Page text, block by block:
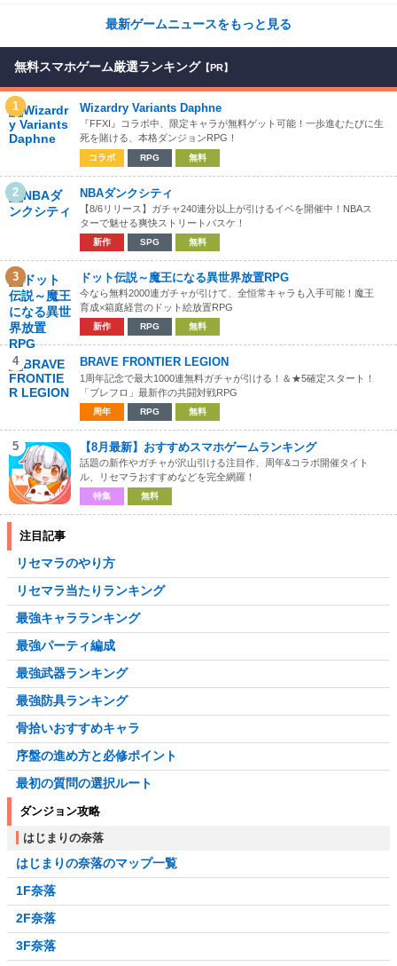
最新ゲームニュースをもっと見る
無料スマホゲーム厳選ランキング 【PR】
1 Wizardry Variants Daphne
『FFXI』コラボ中、限定キャラが無料ゲット可能！一歩進むたびに生
死を賭ける、本格ダンジョンRPG！
コラボ RPG 無料
2 NBAダンクシティ
【8/6リリース】ガチャ240連分以上が引けるイベを開催中！NBAス
ターで魅せる爽快ストリートバスケ！
新作 SPG 無料
3 ドット伝説～魔王になる異世界放置RPG
今なら無料2000連ガチャが引けて、全恒常キャラも入手可能！魔王
育成×箱庭経営のドット絵放置RPG
新作 RPG 無料
4 BRAVE FRONTIER LEGION
1周年記念で最大1000連無料ガチャが引ける！＆★5確定スタート！
「ブレフロ」最新作の共闘対戦RPG
周年 RPG 無料
5 【8月最新】おすすめスマホゲームランキング
話題の新作やガチャが沢山引ける注目作、周年&コラボ開催タイト
ル、リセマラおすすめなどを完全網羅！
特集 無料
注目記事
リセマラのやり方
リセマラ当たりランキング
最強キャラランキング
最強パーティ編成
最強武器ランキング
最強防具ランキング
骨拾いおすすめキャラ
序盤の進め方と必修ポイント
最初の質問の選択ルート
ダンジョン攻略
はじまりの奈落
はじまりの奈落のマップ一覧
1F奈落
2F奈落
3F奈落